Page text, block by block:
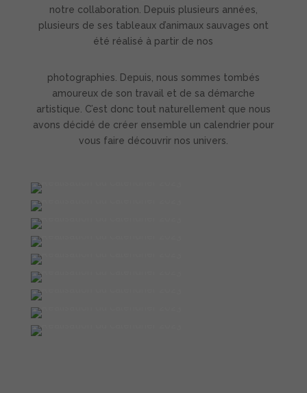
notre collaboration. Depuis plusieurs années,
plusieurs de ses tableaux d’animaux sauvages ont
été réalisé à partir de nos
photographies. Depuis, nous sommes tombés
amoureux de son travail et de sa démarche
artistique. C’est donc tout naturellement que nous
avons décidé de créer ensemble un calendrier pour
vous faire découvrir nos univers.